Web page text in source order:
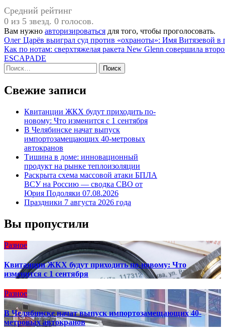
Средний рейтинг
0 из 5 звезд. 0 голосов.
Вам нужно авторизироваться для того, чтобы проголосовать.
Навигация
по
записям
Олег Царёв выиграл суд против «охраноты»: Имя Витязевой в
Как по нотам: сверхтяжелая ракета New Glenn совершила
ESCAPADE
Найти:
Свежие записи
Квитанции ЖКХ будут приходить по-
новому: Что изменится с 1 сентября
В Челябинске начат выпуск
импортозамещающих 40-метровых
автокранов
Тишина в доме: инновационный
продукт на рынке теплоизоляции
Раскрыта схема массовой атаки БПЛА
ВСУ на Россию — сводка СВО от
Юрия Подоляки 07.08.2026
Праздники 7 августа 2026 года
Вы пропустили
Разное
Квитанции ЖКХ будут приходить по-новому: Что
изменится с 1 сентября
Разное
В Челябинске начат выпуск импортозамещающих 40-
метровых автокранов